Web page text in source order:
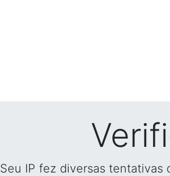
Seu IP fez diversas tentativas